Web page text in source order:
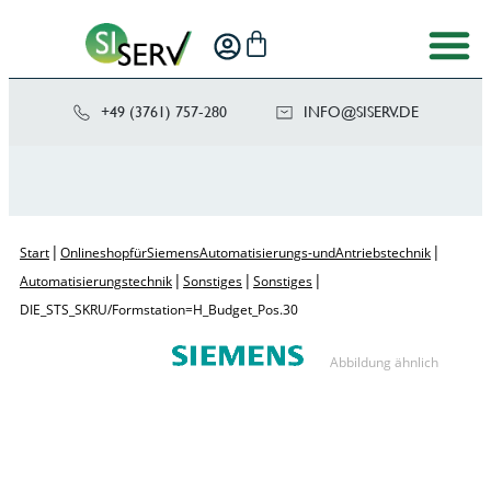
+49 (3761) 757-280 ED.VRE
SIS@OF
NI
Start | Onlineshop für Siemens Automatisierungs- und Antriebstechnik |
Automatisierungstechnik | Sonstiges | Sonstiges |
DIE_STS_SKRU/Formstation=H_Budget_Pos.30
Abbildung ähnlich